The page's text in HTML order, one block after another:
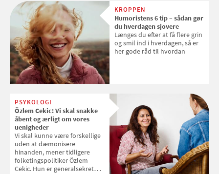
KROPPEN
Humoristens 6 tip – sådan gør
du hverdagen sjovere
Længes du efter at få flere grin
og smil ind i hverdagen, så er
her gode råd til hvordan
PSYKOLOGI
Özlem Cekic: Vi skal snakke
åbent og ærligt om vores
uenigheder
Vi skal kunne være forskellige
uden at dæmonisere
hinanden, mener tidligere
folketingspolitiker Özlem
Cekic. Hun er generalsekretær i